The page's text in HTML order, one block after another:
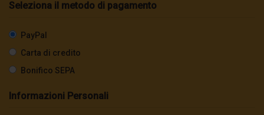
Seleziona il metodo di pagamento
PayPal
Carta di credito
Bonifico SEPA
Informazioni Personali